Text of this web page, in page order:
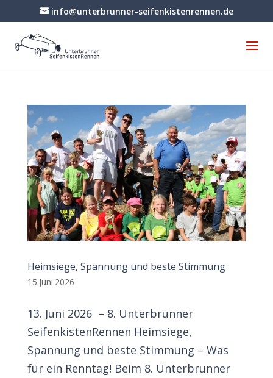
info@unterbrunner-seifenkistenrennen.de
Heimsiege, Spannung und beste Stimmung
15.Juni.2026
13. Juni 2026 – 8. Unterbrunner
SeifenkistenRennen Heimsiege,
Spannung und beste Stimmung – Was
für ein Renntag! Beim 8. Unterbrunner